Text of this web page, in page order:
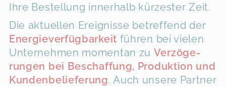
Ihre Bestellung innerhalb kürzester Zeit.
Die aktuellen Ereig­nisse betref­fend der
Energie­verfüg­barkeit füh­ren bei vielen
Unter­nehmen momen­tan zu Verzöge­
rungen bei Be­schaf­fung, Pro­duk­tion und
Kunden­be­lie­ferung. Auch unsere Part­ner